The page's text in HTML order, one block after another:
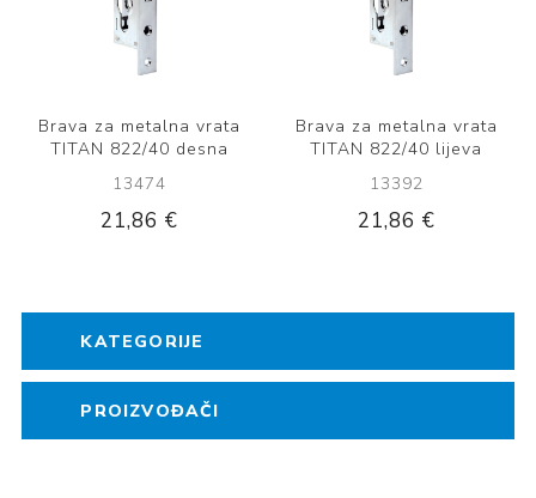
Brava za metalna vrata
TITAN 822/40 desna
13474
21,86 €
Brava za metalna vrata
TITAN 822/40 lijeva
13392
21,86 €
KATEGORIJE
PROIZVOĐAČI